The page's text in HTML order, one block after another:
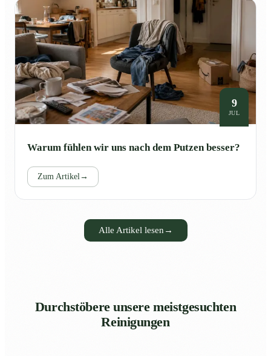
9
JUL
Warum fühlen wir uns nach dem Putzen besser?
Zum Artikel →
Alle Artikel lesen →
Durchstöbere unsere meistgesuchten
Reinigungen